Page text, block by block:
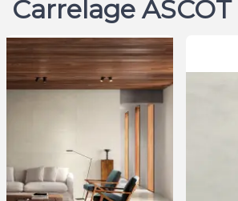
Carrelage ASCOT